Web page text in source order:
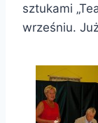
sztukami
wrześniu.